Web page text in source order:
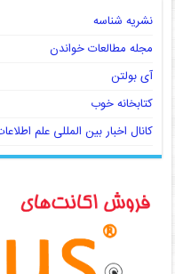
نشریه شناسه
مجله مطالعات خواندن
آی بولتن
کتابخانه خوب
کانال اخبار بین المللی علم